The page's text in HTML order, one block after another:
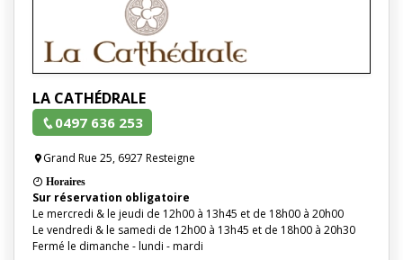
LA CATHÉDRALE
0497 636 253
Grand Rue 25, 6927 Resteigne
Horaires
Sur réservation obligatoire
Le mercredi & le jeudi de 12h00 à 13h45 et de 18h00 à 20h00
Le vendredi & le samedi de 12h00 à 13h45 et de 18h00 à 20h30
Fermé le dimanche - lundi - mardi